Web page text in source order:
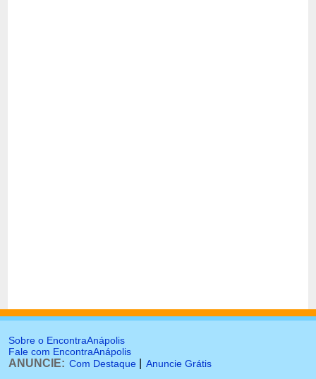
Sobre o EncontraAnápolis
Fale com EncontraAnápolis
ANUNCIE: Com Destaque Anuncie Grátis